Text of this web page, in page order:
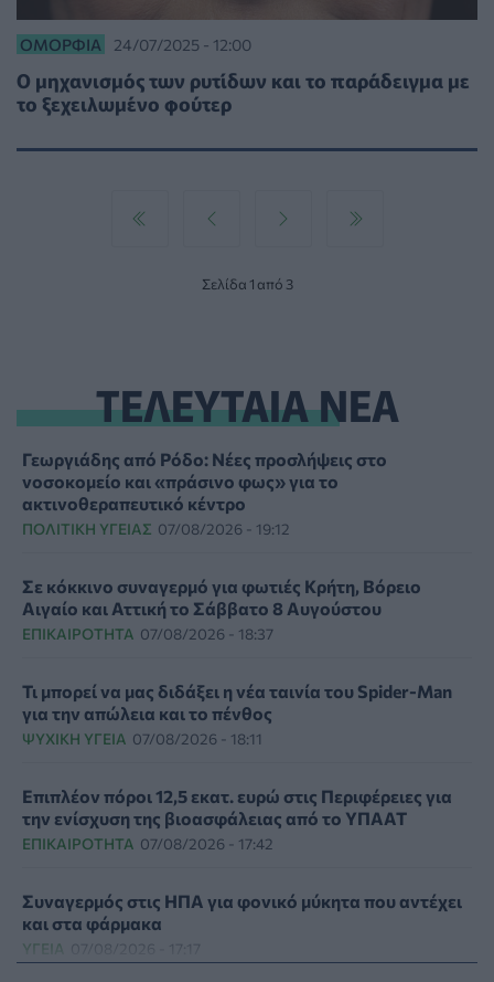
ΟΜΟΡΦΙΆ 24/07/2025 - 12:00
Ο μηχανισμός των ρυτίδων και το παράδειγμα με
το ξεχειλωμένο φούτερ
Σελίδα 1 από 3
ΤΕΛΕΥΤΑΙΑ ΝΕΑ
Γεωργιάδης από Ρόδο: Νέες προσλήψεις στο
νοσοκομείο και «πράσινο φως» για το
ακτινοθεραπευτικό κέντρο
ΠΟΛΙΤΙΚΉ ΥΓΕΊΑΣ 07/08/2026 - 19:12
Σε κόκκινο συναγερμό για φωτιές Κρήτη, Βόρειο
Αιγαίο και Αττική το Σάββατο 8 Αυγούστου
ΕΠΙΚΑΙΡΌΤΗΤΑ 07/08/2026 - 18:37
Τι μπορεί να μας διδάξει η νέα ταινία του Spider-Man
για την απώλεια και το πένθος
ΨΥΧΙΚΉ ΥΓΕΊΑ 07/08/2026 - 18:11
Επιπλέον πόροι 12,5 εκατ. ευρώ στις Περιφέρειες για
την ενίσχυση της βιοασφάλειας από το ΥΠΑΑΤ
ΕΠΙΚΑΙΡΌΤΗΤΑ 07/08/2026 - 17:42
Συναγερμός στις ΗΠΑ για φονικό μύκητα που αντέχει
και στα φάρμακα
ΥΓΕΊΑ 07/08/2026 - 17:17